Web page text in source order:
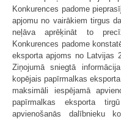
Konkurences padome
apjomu no vairākiem tirgus
neļāva aprēķināt to
Konkurences padome
eksporta apjoms no Latvijas
Ziņojumā sniegtā
kopējais papīrmalkas
maksimāli iespējamā
papīrmalkas eksporta
apvienošanās dalībnieku